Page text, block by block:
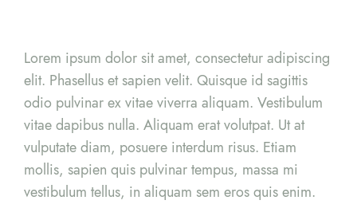
Lorem ipsum dolor sit amet, consectetur adipiscing
elit. Phasellus et sapien velit. Quisque id sagittis
odio pulvinar ex vitae viverra aliquam. Vestibulum
vitae dapibus nulla. Aliquam erat volutpat. Ut at
vulputate diam, posuere interdum risus. Etiam
mollis, sapien quis pulvinar tempus, massa mi
vestibulum tellus, in aliquam sem eros quis enim.